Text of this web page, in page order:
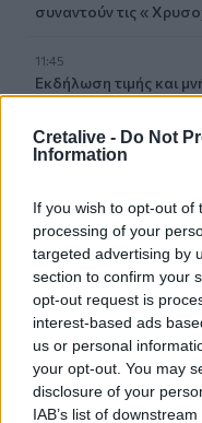
Cretalive - Do Not
Information
If you wish to opt-out of
processing of your
targeted advertising by
section to confirm your
opt-out request is
interest-based ads
us or personal
your opt-out. You may
disclosure of your
IAB’s list of
συναντούν τις «
11:45
Εκδήλωση τιμής και
11:42
11:34
Χανιά: Η παράδοση
Μήλος: 33χρονος
μέτρων και τον